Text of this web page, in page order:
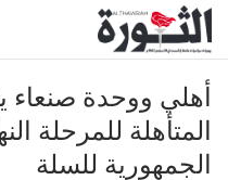
أهلي ووحدة صنعاء
المتأهلة للمرحلة
الجمهورية للسلة